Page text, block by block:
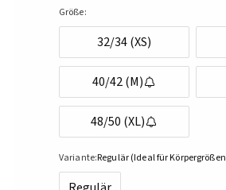
Größe:
32/34 (XS)
40/42 (M)
48/50 (XL)
Variante:Regulär (Ideal für